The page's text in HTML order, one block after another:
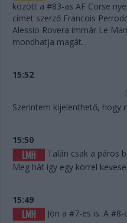
között a #83-as AF Corse
címet szerző Francois
Alessio Rovera immár Le
mondhatja magát.
15:52
Szerintem kijelenthető, hogy
15:50
Talán csak a páros
Meg hát így egy körrel
15:49
Jön a #7-es is. A